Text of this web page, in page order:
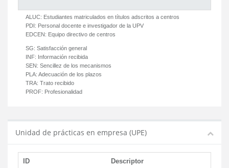
ALUC: Estudiantes matriculados en títulos adscritos a centros
PDI: Personal docente e investigador de la UPV
EDCEN: Equipo directivo de centros
SG: Satisfacción general
INF: Información recibida
SEN: Sencillez de los mecanismos
PLA: Adecuación de los plazos
TRA: Trato recibido
PROF: Profesionalidad
Unidad de prácticas en empresa (UPE)
ID Descriptor